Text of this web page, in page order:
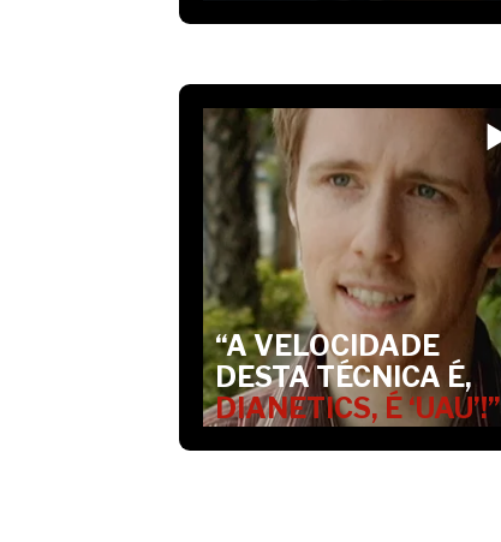
“A VELOCIDADE
DESTA TÉCNICA É,
DIANETICS, É ‘UAU’!”